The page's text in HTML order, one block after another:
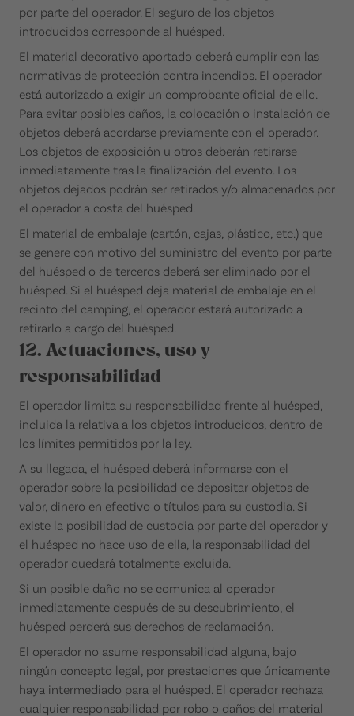
por parte del operador. El seguro de los objetos
introducidos corresponde al huésped.
El material decorativo aportado deberá cumplir con las
normativas de protección contra incendios. El operador
está autorizado a exigir un comprobante oficial de ello.
Para evitar posibles daños, la colocación o instalación de
objetos deberá acordarse previamente con el operador.
Los objetos de exposición u otros deberán retirarse
inmediatamente tras la finalización del evento. Los
objetos dejados podrán ser retirados y/o almacenados por
el operador a costa del huésped.
El material de embalaje (cartón, cajas, plástico, etc.) que
se genere con motivo del suministro del evento por parte
del huésped o de terceros deberá ser eliminado por el
huésped. Si el huésped deja material de embalaje en el
recinto del camping, el operador estará autorizado a
retirarlo a cargo del huésped.
12. Actuaciones, uso y
responsabilidad
El operador limita su responsabilidad frente al huésped,
incluida la relativa a los objetos introducidos, dentro de
los límites permitidos por la ley.
A su llegada, el huésped deberá informarse con el
operador sobre la posibilidad de depositar objetos de
valor, dinero en efectivo o títulos para su custodia. Si
existe la posibilidad de custodia por parte del operador y
el huésped no hace uso de ella, la responsabilidad del
operador quedará totalmente excluida.
Si un posible daño no se comunica al operador
inmediatamente después de su descubrimiento, el
huésped perderá sus derechos de reclamación.
El operador no asume responsabilidad alguna, bajo
ningún concepto legal, por prestaciones que únicamente
haya intermediado para el huésped. El operador rechaza
cualquier responsabilidad por robo o daños del material